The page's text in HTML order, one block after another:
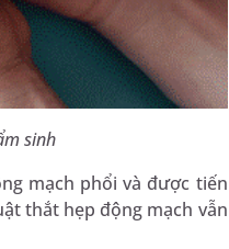
sinh
mạch phổi và được tiến
thắt hẹp động mạch vẫn